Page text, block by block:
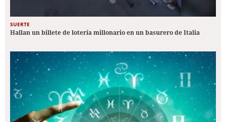
SUERTE
Hallan un billete de lotería millonario en un basurero de Italia